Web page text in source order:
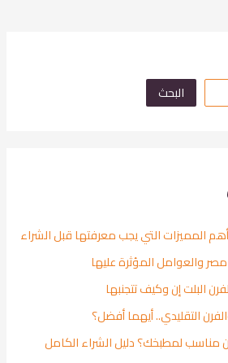
البحث
المميزات التي يجب معرفتها قبل الشراء
مصر والعوامل المؤثرة عليها
البلت إن وكيف تتجنبها
التقليدي.. أيهما أفضل؟
مناسب لمطبخك؟ دليل الشراء الكامل